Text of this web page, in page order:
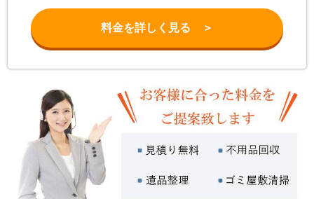
料金を詳しく見る ＞